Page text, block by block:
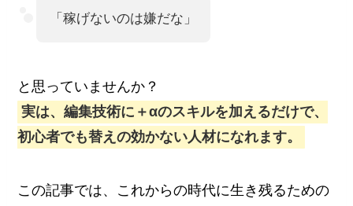
「稼げないのは嫌だな」
と思っていませんか？
実は、編集技術に＋αのスキルを加えるだけで、
初心者でも替えの効かない人材になれます。
この記事では、これからの時代に生き残るための